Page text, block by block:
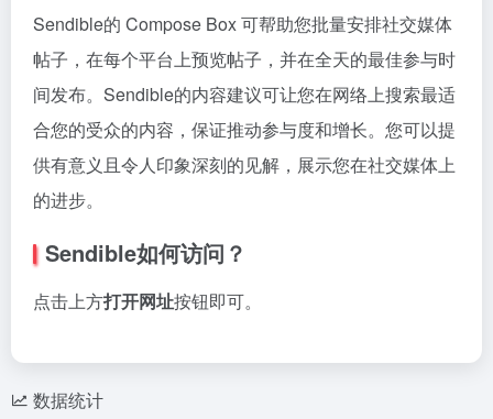
Sendible的 Compose Box 可帮助您批量安排社交媒体
帖子，在每个平台上预览帖子，并在全天的最佳参与时
间发布。Sendible的内容建议可让您在网络上搜索最适
合您的受众的内容，保证推动参与度和增长。您可以提
供有意义且令人印象深刻的见解，展示您在社交媒体上
的进步。
Sendible如何访问？
点击上方打开网址按钮即可。
数据统计